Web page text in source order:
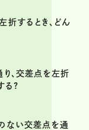
するとき、どん
、交差点を左折
る?
ない交差点を通